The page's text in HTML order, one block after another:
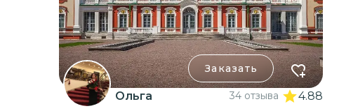
Заказать
Ольга 34 отзыва 4.88